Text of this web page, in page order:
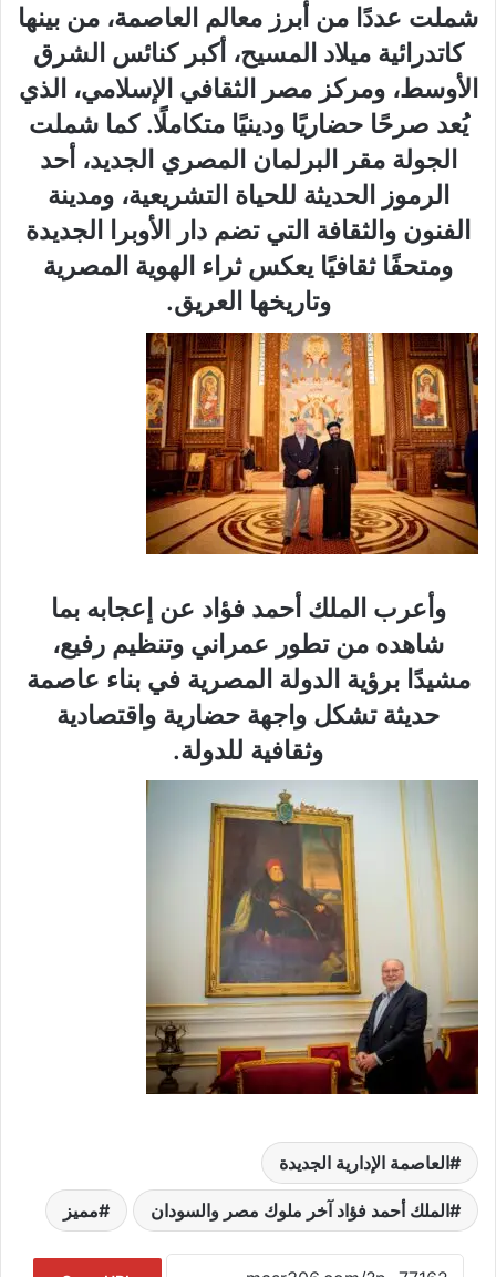
شملت عددًا من أبرز معالم العاصمة، من بينها
كاتدرائية ميلاد المسيح، أكبر كنائس الشرق
الأوسط، ومركز مصر الثقافي الإسلامي، الذي
يُعد صرحًا حضاريًا ودينيًا متكاملًا. كما شملت
الجولة مقر البرلمان المصري الجديد، أحد
الرموز الحديثة للحياة التشريعية، ومدينة
الفنون والثقافة التي تضم دار الأوبرا الجديدة
ومتحفًا ثقافيًا يعكس ثراء الهوية المصرية
وتاريخها العريق.
وأعرب الملك أحمد فؤاد عن إعجابه بما
شاهده من تطور عمراني وتنظيم رفيع،
مشيدًا برؤية الدولة المصرية في بناء عاصمة
حديثة تشكل واجهة حضارية واقتصادية
وثقافية للدولة.
العاصمة الإدارية الجديدة
الملك أحمد فؤاد آخر ملوك مصر والسودان مميز